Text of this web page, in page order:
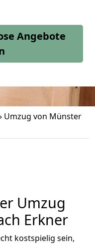
Angebote
Umzug von Münster
Umzug
Erkner
kostspielig sein,